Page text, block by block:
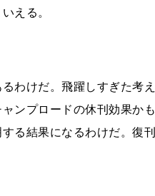
える。
わけだ。飛躍しすぎた考
ンプロードの休刊効果か
る結果になるわけだ。復